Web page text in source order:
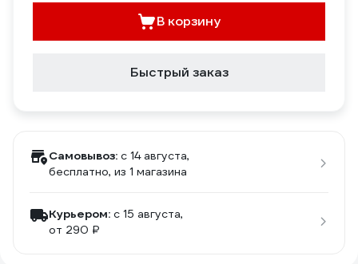
В корзину
Быстрый заказ
Самовывоз: c 14 августа,
бесплатно, из 1 магазина
Курьером: c 15 августа,
от 290 ₽